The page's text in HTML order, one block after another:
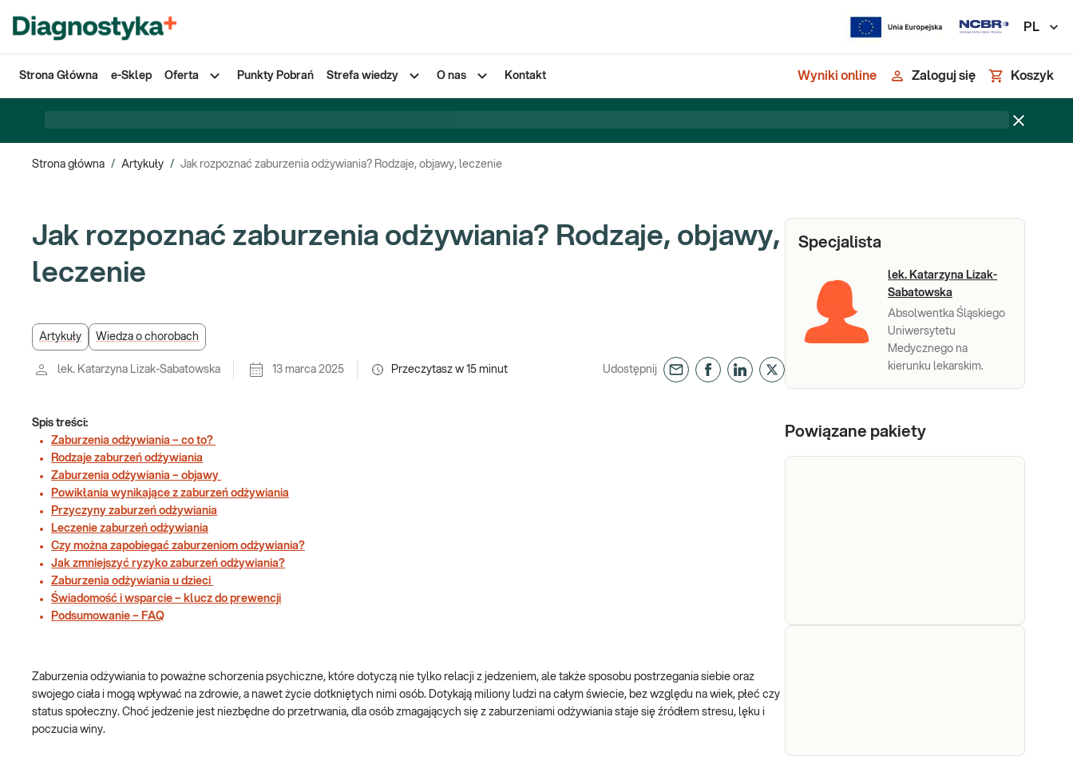
PL
Strona Główna e-Sklep Oferta Punkty Pobrań Strefa wiedzy O nas Kontakt Wyniki online Zaloguj się Koszyk
Strona główna / Artykuły / Jak rozpoznać zaburzenia odżywiania? Rodzaje, objawy, leczenie
Jak rozpoznać zaburzenia odżywiania? Rodzaje, objawy,
leczenie
Artykuły Wiedza o chorobach
lek. Katarzyna Lizak-Sabatowska 13 marca 2025 Przeczytasz w 15 minut Udostępnij
Spis treści:
Zaburzenia odżywiania – co to?
Rodzaje zaburzeń odżywiania
Zaburzenia odżywiania – objawy
Powikłania wynikające z zaburzeń odżywiania
Przyczyny zaburzeń odżywiania
Leczenie zaburzeń odżywiania
Czy można zapobiegać zaburzeniom odżywiania?
Jak zmniejszyć ryzyko zaburzeń odżywiania?
Zaburzenia odżywiania u dzieci
Świadomość i wsparcie – klucz do prewencji
Podsumowanie – FAQ
Zaburzenia odżywiania to poważne schorzenia psychiczne, które dotyczą nie tylko relacji z jedzeniem, ale także sposobu postrzegania siebie oraz
swojego ciała i mogą wpływać na zdrowie, a nawet życie dotkniętych nimi osób. Dotykają miliony ludzi na całym świecie, bez względu na wiek, płeć czy
status społeczny. Choć jedzenie jest niezbędne do przetrwania, dla osób zmagających się z zaburzeniami odżywiania staje się źródłem stresu, lęku i
poczucia winy.
Specjalista
lek. Katarzyna Lizak-
Sabatowska
Absolwentka Śląskiego
Uniwersytetu
Medycznego na
kierunku lekarskim.
Powiązane pakiety
sprawdź PUNKTY